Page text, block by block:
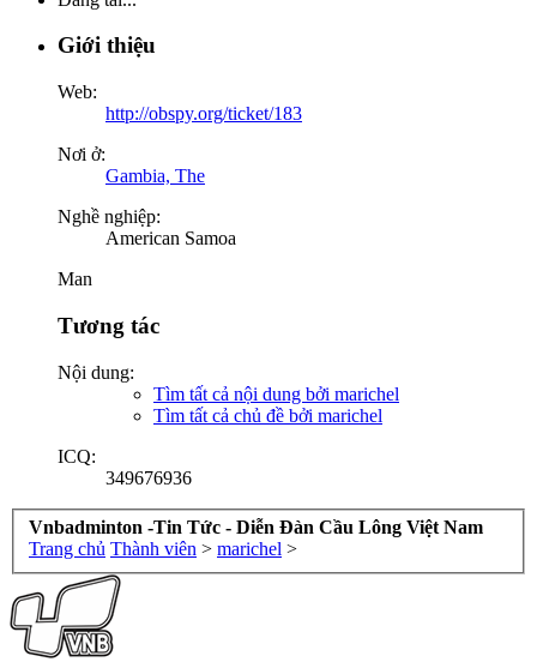
Giới thiệu
Web:
http://obspy.org/ticket/183
Nơi ở:
Gambia, The
Nghề nghiệp:
American Samoa
Man
Tương tác
Nội dung:
Tìm tất cả nội dung bởi marichel
Tìm tất cả chủ đề bởi marichel
ICQ:
349676936
Vnbadminton -Tin Tức - Diễn Đàn Cầu Lông Việt Nam
Trang chủ Thành viên > marichel >